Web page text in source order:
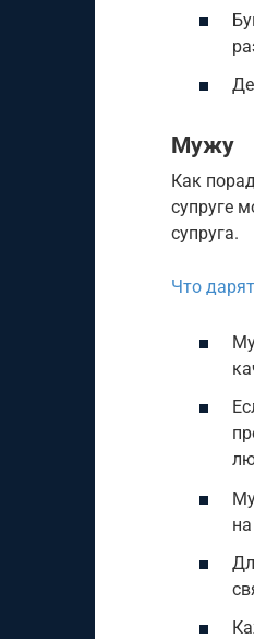
Мужу
Как
супруге
супруга.
Что